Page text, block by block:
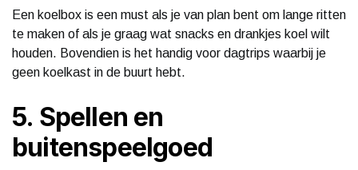
Een koelbox is een must als je van plan bent om lange ritten
te maken of als je graag wat snacks en drankjes koel wilt
houden. Bovendien is het handig voor dagtrips waarbij je
geen koelkast in de buurt hebt.
5. Spellen en
buitenspeelgoed